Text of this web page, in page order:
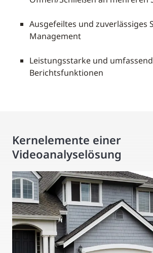
Ausgefeiltes und zuverlässiges
Management
Leistungsstarke und
Berichtsfunktionen
Kernelemente einer
Videoanalyselösung